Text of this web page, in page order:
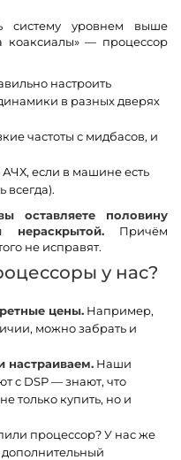
систему уровнем выше
коаксиалы» — процессор
настроить
в разных дверях
частоты с мидбасов, и
если в машине есть
всегда).
оставляете половину
Причём
не исправят.
у нас?
цены. Например,
можно забрать и
настраиваем. Наши
с DSP — знают, что
только купить, но и
процессор? У нас же